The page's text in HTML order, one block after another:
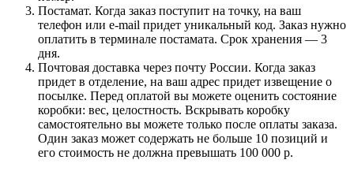
Постамат. Когда заказ поступит на точку, на ваш
телефон или e-mail придет уникальный код. Заказ нужно
оплатить в терминале постамата. Срок хранения — 3
дня.
Почтовая доставка через почту России. Когда заказ
придет в отделение, на ваш адрес придет извещение о
посылке. Перед оплатой вы можете оценить состояние
коробки: вес, целостность. Вскрывать коробку
самостоятельно вы можете только после оплаты заказа.
Один заказ может содержать не больше 10 позиций и
его стоимость не должна превышать 100 000 р.